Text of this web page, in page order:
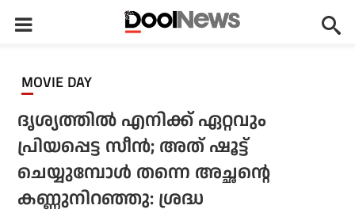
MOVIE DAY
ദൃശ്യത്തില്‍ എനിക്ക് ഏറ്റവും
പ്രിയപ്പെട്ട സീന്‍; അത് ഷൂട്ട്
ചെയ്യുമ്പോള്‍ തന്നെ അച്ഛന്റെ
കണ്ണുനിറഞ്ഞു: ശ്രദ്ധ